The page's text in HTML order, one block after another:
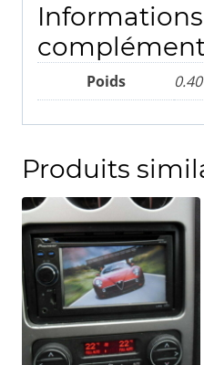
Informations
Poids
Produits